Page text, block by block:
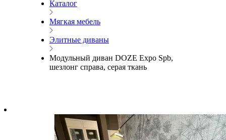
Каталог
Мягкая мебель
Элитные диваны
Модульный диван DOZE Expo Spb,
шезлонг справа, серая ткань